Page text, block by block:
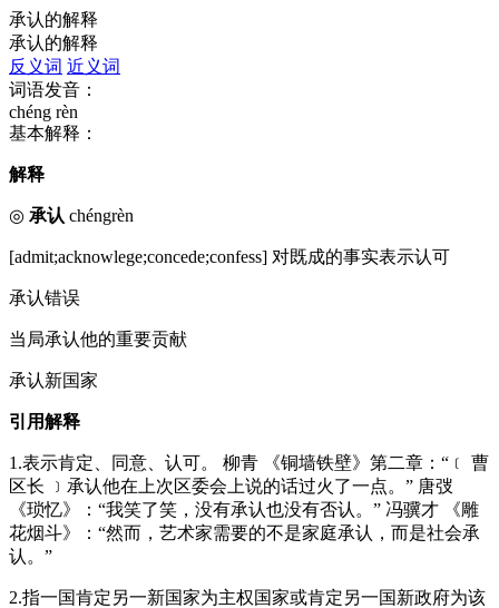
承认的解释
承认的解释
反义词 近义词
词语发音：
chéng rèn
基本解释：
解释
◎ 承认 chéngrèn
[admit;acknowlege;concede;confess] 对既成的事实表示认可
承认错误
当局承认他的重要贡献
承认新国家
引用解释
1.表示肯定、同意、认可。 柳青 《铜墙铁壁》第二章：“﹝ 曹
区长 ﹞承认他在上次区委会上说的话过火了一点。” 唐弢
《琐忆》：“我笑了笑，没有承认也没有否认。” 冯骥才 《雕
花烟斗》：“然而，艺术家需要的不是家庭承认，而是社会承
认。”
2.指一国肯定另一新国家为主权国家或肯定另一国新政府为该